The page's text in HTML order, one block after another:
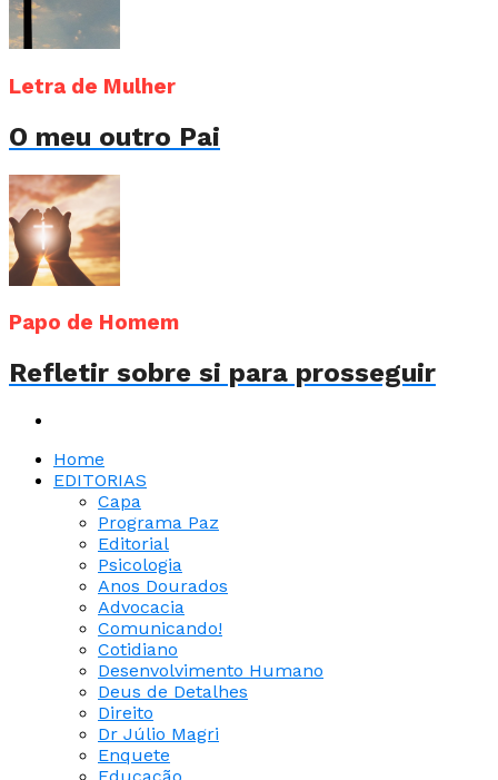
Letra de Mulher
O meu outro Pai
Papo de Homem
Refletir sobre si para prosseguir
Home
EDITORIAS
Capa
Programa Paz
Editorial
Psicologia
Anos Dourados
Advocacia
Comunicando!
Cotidiano
Desenvolvimento Humano
Deus de Detalhes
Direito
Dr Júlio Magri
Enquete